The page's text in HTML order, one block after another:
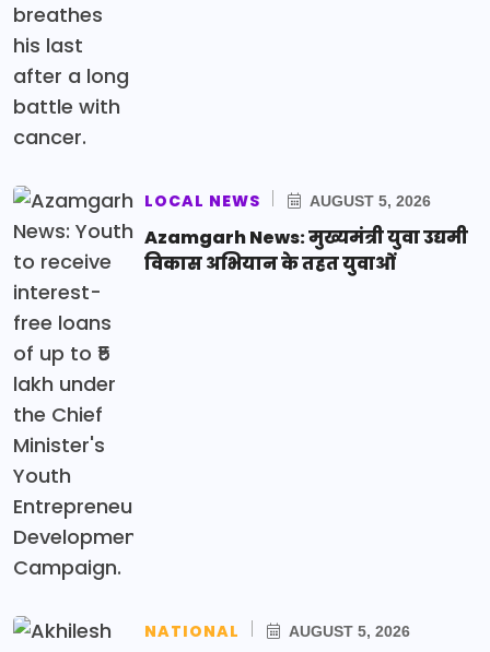
LOCAL NEWS AUGUST 5, 2026
Azamgarh News: मुख्यमंत्री युवा उद्यमी
विकास अभियान के तहत युवाओं
NATIONAL AUGUST 5, 2026